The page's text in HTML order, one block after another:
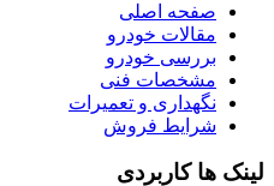
صفحه اصلی
مقالات خودرو
بررسی خودرو
مشخصات فنی
نگهداری و تعمیرات
شرایط فروش
لینک ها کاربردی